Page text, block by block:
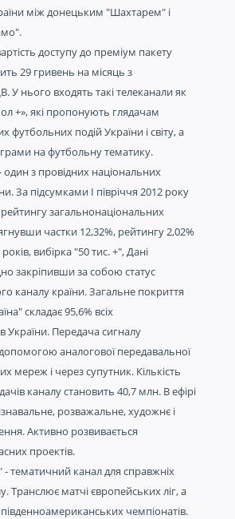
між донецьким "Шахтарем" і
доступу до преміум пакету
29 гривень на місяць з
У нього входять такі телеканали як
+», які пропонують глядачам
футбольних подій України і світу, а
на футбольну тематику.
один з провідних національних
За підсумками I півріччя 2012 року
загальнонаціональних
частки 12,32%, рейтингу 2,02%
вибірка "50 тис. +", Дані
закріпивши за собою статус
каналу країни. Загальне покриття
складає 95,6% всіх
України. Передача сигналу
аналогової передавальної
мереж і через супутник. Кількість
каналу становить 40,7 млн. В ефірі
розважальне, художнє і
Активно розвивається
проектів.
тематичний канал для справжніх
Транслює матчі європейських ліг, а
чемпіонатів.